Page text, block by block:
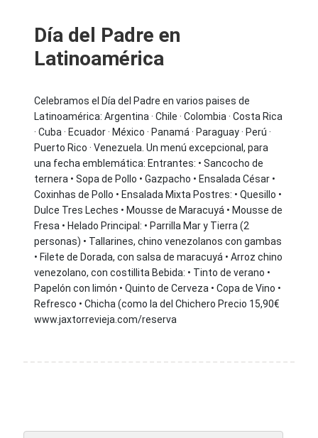
Día del Padre en
Latinoamérica
Celebramos el Día del Padre en varios paises de
Latinoamérica: Argentina · Chile · Colombia · Costa Rica
· Cuba · Ecuador · México · Panamá · Paraguay · Perú ·
Puerto Rico · Venezuela. Un menú excepcional, para
una fecha emblemática: Entrantes: • Sancocho de
ternera • Sopa de Pollo • Gazpacho • Ensalada César •
Coxinhas de Pollo • Ensalada Mixta Postres: • Quesillo •
Dulce Tres Leches • Mousse de Maracuyá • Mousse de
Fresa • Helado Principal: • Parrilla Mar y Tierra (2
personas) • Tallarines, chino venezolanos con gambas
• Filete de Dorada, con salsa de maracuyá • Arroz chino
venezolano, con costillita Bebida: • Tinto de verano •
Papelón con limón • Quinto de Cerveza • Copa de Vino •
Refresco • Chicha (como la del Chichero Precio 15,90€
www.jaxtorrevieja.com/reserva